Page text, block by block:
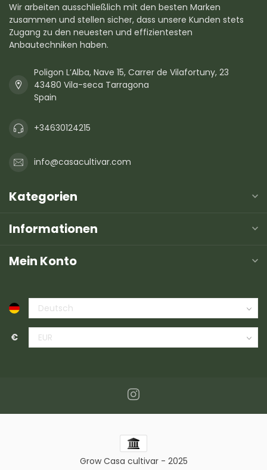
Wir arbeiten ausschließlich mit den besten Marken
zusammen und stellen sicher, dass unsere Kunden stets
Zugang zu den neuesten und effizientesten
Anbautechniken haben.
Poligon L’Alba, Nave 15, Carrer de Vilafortuny, 23
43480 Vila-seca Tarragona
Spain
+34630124215
info@casacultivar.com
Kategorien
Informationen
Mein Konto
€
Grow Casa cultivar - 2025